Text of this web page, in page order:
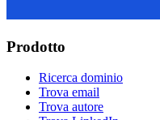
Prodotto
Ricerca dominio
Trova email
Trova autore